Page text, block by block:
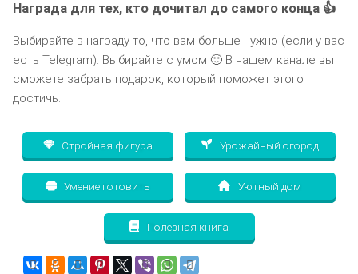
Награда для тех, кто дочитал до самого конца 👍
Выбирайте в награду то, что вам больше нужно (если у вас
есть Telegram). Выбирайте с умом 🙂 В нашем канале вы
сможете забрать подарок, который поможет этого
достичь.
Стройная фигура Урожайный огород
Умение готовить Уютный дом
Полезная книга